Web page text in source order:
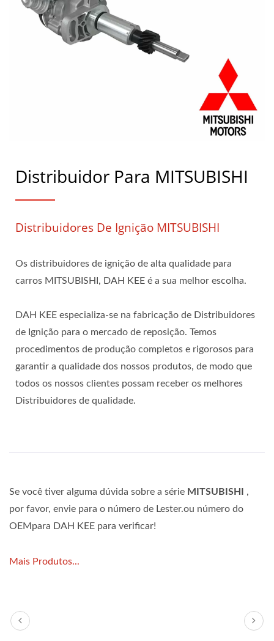
Distribuidor Para MITSUBISHI
Distribuidores De Ignição MITSUBISHI
Os distribuidores de ignição de alta qualidade para
carros MITSUBISHI, DAH KEE é a sua melhor escolha.
DAH KEE especializa-se na fabricação de Distribuidores
de Ignição para o mercado de reposição. Temos
procedimentos de produção completos e rigorosos para
garantir a qualidade dos nossos produtos, de modo que
todos os nossos clientes possam receber os melhores
Distribuidores de qualidade.
Se você tiver alguma dúvida sobre a série MITSUBISHI ,
por favor, envie para o número de Lester.ou número do
OEMpara DAH KEE para verificar!
Mais Produtos...